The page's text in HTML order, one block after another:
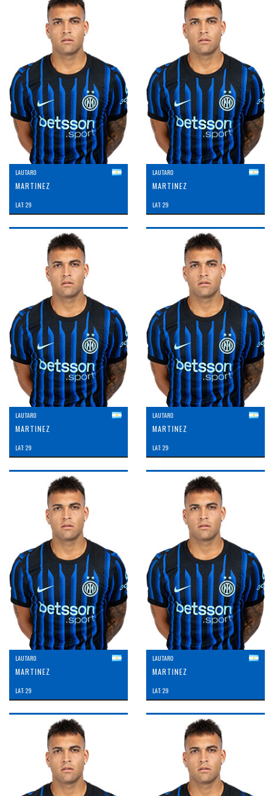
LAUTARO
MARTINEZ
LAT: 29
LAUTARO
MARTINEZ
LAT: 29
LAUTARO
MARTINEZ
LAT: 29
LAUTARO
MARTINEZ
LAT: 29
LAUTARO
MARTINEZ
LAT: 29
LAUTARO
MARTINEZ
LAT: 29